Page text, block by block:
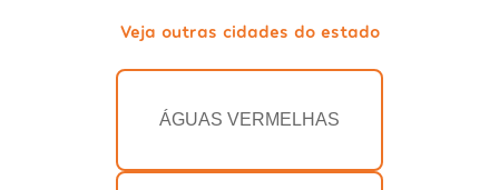
Veja outras cidades do estado
ÁGUAS VERMELHAS